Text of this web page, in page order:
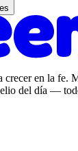
crecer en la fe.
del día —